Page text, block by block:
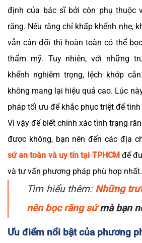
định của bác sĩ bởi còn phụ thuộc
răng. Nếu răng chỉ khấp khểnh nhẹ,
vẫn cân đối thì hoàn toàn có thể
thẩm mỹ. Tuy nhiên, với những
khểnh nghiêm trọng, lệch khớp
không mang lại hiệu quả cao. Lúc
pháp tối ưu để khắc phục triệt để
Vì vậy để biết chính xác tình trạng
được không, bạn nên đến các địa
sứ an toàn và uy tín tại TPHCMđể
và tư vấn phương pháp phù hợp nhất.
Tìm hiểu thêm: Những
nên bọc răng sứ mà bạn
Ưu điểm nổi bật của phương